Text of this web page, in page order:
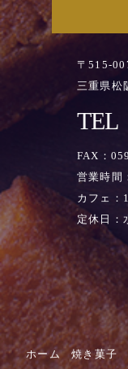
〒515-
三重県
TEL
FAX：
営業時間
カフェ
定休日：
ホーム 焼き菓子